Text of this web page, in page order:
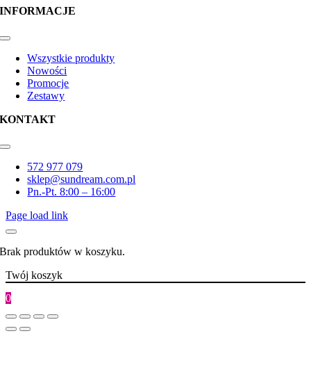
INFORMACJE
Toggle
NavigationWszystkie produkty
Nowości
Promocje
Zestawy
KONTAKT
Toggle
Navigation572 977 079
sklep@sundream.com.pl
Pn.-Pt. 8:00 – 16:00
Page load link
Brak produktów w koszyku.
Twój koszyk
0